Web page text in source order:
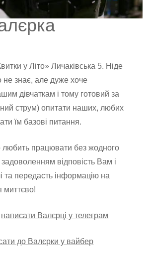
у Літо» Личаківська 5. Ніде
не знає, але дуже хоче
дівчаткам і тому готовий за
струм) опитати наших, любих
їм базові питання.
любить працювати без жодного
задоволенням відповість Вам і
та передасть інформацію на
миттєво!
написати Валєрці у телеграм
до Валєрки у вайбер